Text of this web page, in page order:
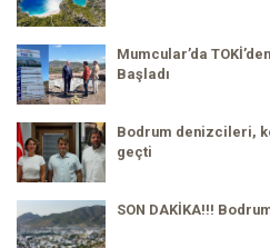
Mumcular’da
Başladı
Bodrum denizcileri,
geçti
SON DAKİKA!!!